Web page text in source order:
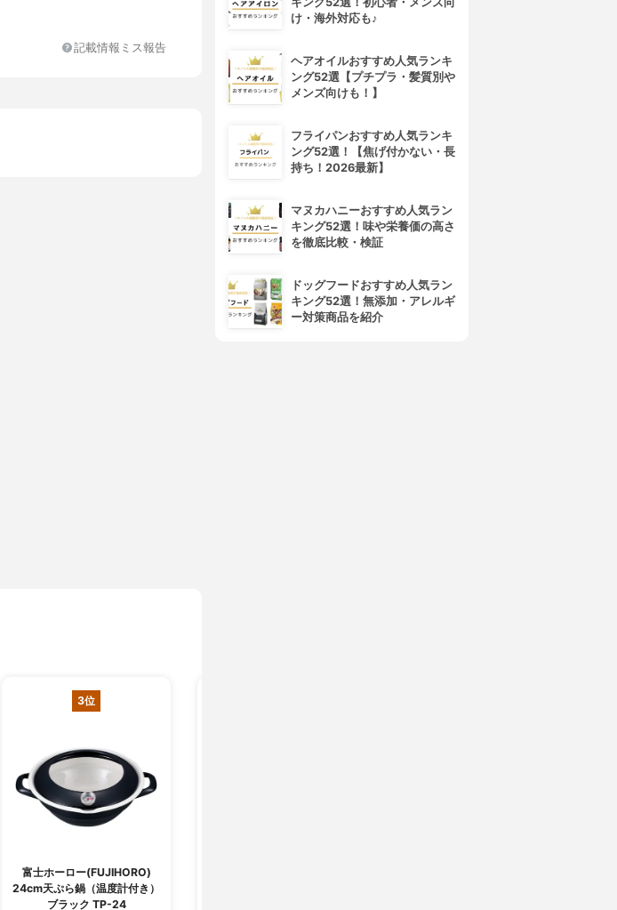
記載情報ミス報告
3位
富士ホーロー(FUJIHORO)
24cm天ぷら鍋（温度計付き）
ブラック TP-24
け・海外対応も♪
ヘアオイルおすすめ人気ランキ
ング52選【プチプラ・髪質別や
メンズ向けも！】
フライパンおすすめ人気ランキ
ング52選！【焦げ付かない・長
持ち！2026最新】
マヌカハニーおすすめ人気ラン
キング52選！味や栄養価の高さ
を徹底比較・検証
ドッグフードおすすめ人気ラン
キング52選！無添加・アレルギ
ー対策商品を紹介